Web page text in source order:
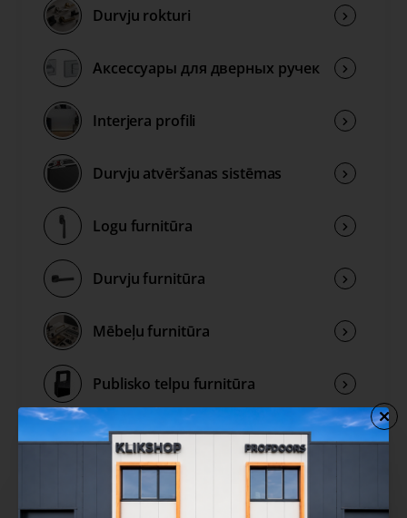
Durvju rokturi
Аксессуары для дверных ручек
Interjera profili
Durvju atvēršanas sistēmas
Logu furnitūra
Durvju furnitūra
Mēbeļu furnitūra
Publisko telpu furnitūra
Rokturu kolekcijas